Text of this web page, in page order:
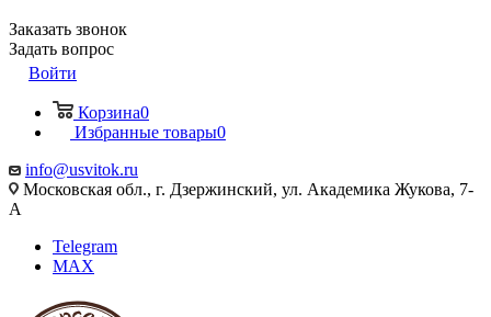
Заказать звонок
Задать вопрос
Войти
Корзина0
Избранные товары0
info@usvitok.ru
Московская обл., г. Дзержинский, ул. Академика Жукова, 7-
А
Telegram
MAX